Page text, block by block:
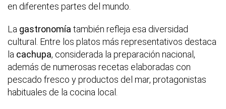
en diferentes partes del mundo.
La gastronomía también refleja esa diversidad
cultural. Entre los platos más representativos destaca
la cachupa, considerada la preparación nacional,
además de numerosas recetas elaboradas con
pescado fresco y productos del mar, protagonistas
habituales de la cocina local.